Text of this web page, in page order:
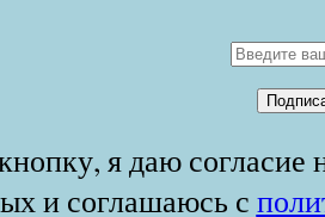
я даю согласие
и соглашаюсь с